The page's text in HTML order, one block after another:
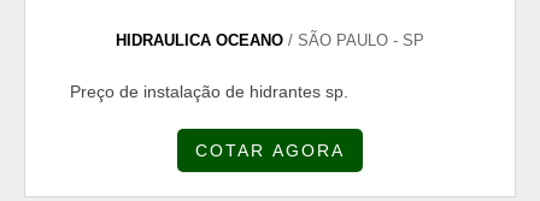
garante uma entrega de excelência de ponta a
HIDRAULICA OCEANO / SÃO PAULO - SP
Preço de instalação de hidrantes sp.
COTAR AGORA